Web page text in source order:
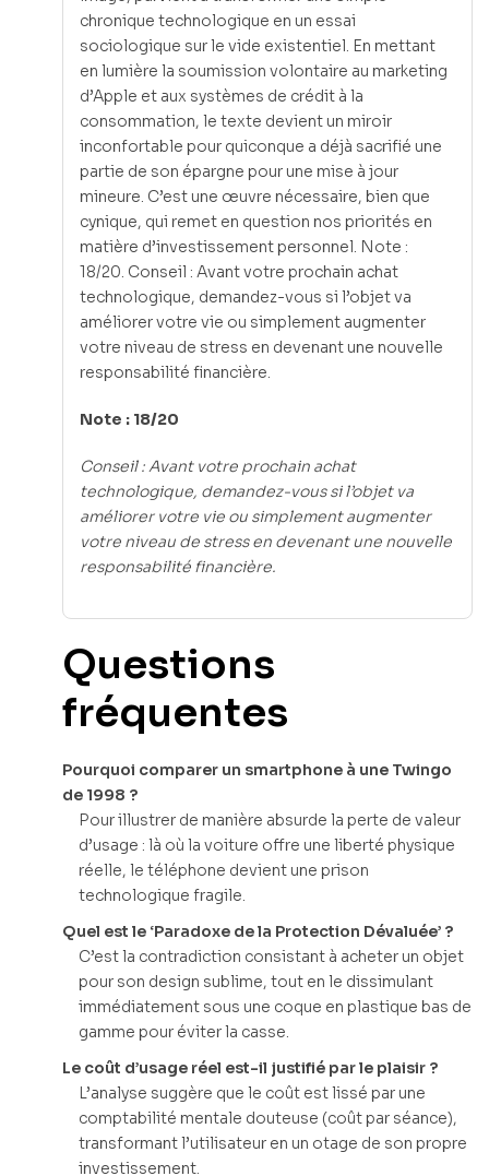
chronique technologique en un essai
sociologique sur le vide existentiel. En mettant
en lumière la soumission volontaire au marketing
d’Apple et aux systèmes de crédit à la
consommation, le texte devient un miroir
inconfortable pour quiconque a déjà sacrifié une
partie de son épargne pour une mise à jour
mineure. C’est une œuvre nécessaire, bien que
cynique, qui remet en question nos priorités en
matière d’investissement personnel. Note :
18/20. Conseil : Avant votre prochain achat
technologique, demandez-vous si l’objet va
améliorer votre vie ou simplement augmenter
votre niveau de stress en devenant une nouvelle
responsabilité financière.
Note : 18/20
Conseil : Avant votre prochain achat
technologique, demandez-vous si l’objet va
améliorer votre vie ou simplement augmenter
votre niveau de stress en devenant une nouvelle
responsabilité financière.
Questions
fréquentes
Pourquoi comparer un smartphone à une Twingo
de 1998 ?
Pour illustrer de manière absurde la perte de valeur
d’usage : là où la voiture offre une liberté physique
réelle, le téléphone devient une prison
technologique fragile.
Quel est le ‘Paradoxe de la Protection Dévaluée’ ?
C’est la contradiction consistant à acheter un objet
pour son design sublime, tout en le dissimulant
immédiatement sous une coque en plastique bas de
gamme pour éviter la casse.
Le coût d’usage réel est-il justifié par le plaisir ?
L’analyse suggère que le coût est lissé par une
comptabilité mentale douteuse (coût par séance),
transformant l’utilisateur en un otage de son propre
investissement.